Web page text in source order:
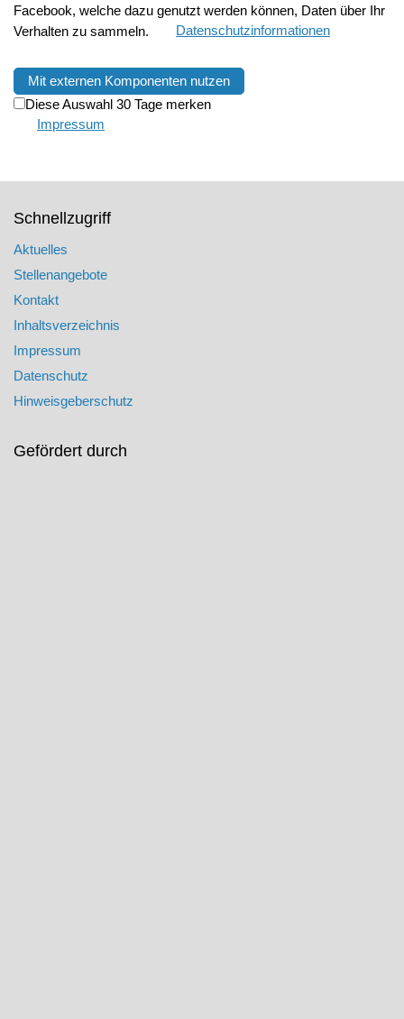
Facebook, welche dazu genutzt werden können, Daten über Ihr
Verhalten zu sammeln.
Datenschutzinformationen
Mit externen Komponenten nutzen
Diese Auswahl 30 Tage merken
Impressum
Schnellzugriff
Aktuelles
Stellenangebote
Kontakt
Inhaltsverzeichnis
Impressum
Datenschutz
Hinweisgeberschutz
Gefördert durch